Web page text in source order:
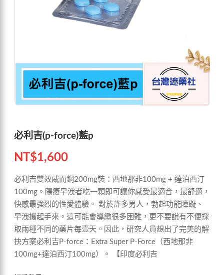
必利吉(p-force)藍p
NT$1,600
必利吉雙效威而鋼200mg裝：西地那非100mg + 達泊西汀
100mg。陽痿早洩者吃一顆即可讓你感受最適合，最舒適，
快感最強烈的性愛體驗。 對於許多男人，勃起功能障礙、
早洩攜起手來。這可能會導緻很多困難，更不要說有不便採
取兩種不同的藥片每壹天。因此，研究人員想出了完美的解
抉方案必利吉P-force：Extra Super P-Force（西地那非
100mg+達泊西汀100mg）。 【印度必利吉